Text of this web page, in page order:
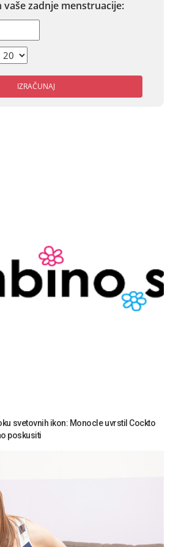
zadnje menstruacije:
IZRAČUNAJ
svetovnih ikon: Monocle uvrstil Cockto
poskusiti